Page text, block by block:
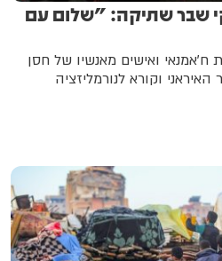
שבר שתיקה: "שלום עם
ואישים מאנשיו של חסן
וקורא לנורמליזציה